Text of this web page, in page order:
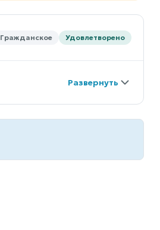
Гражданское Удовлетворено